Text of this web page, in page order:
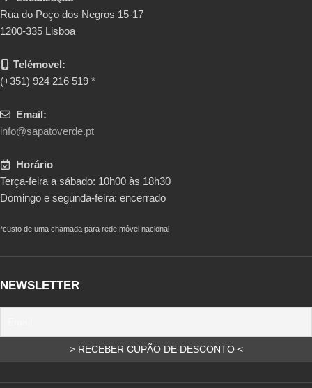
Rua do Poço dos Negros 15-17
1200-335 Lisboa
Telémovel:
(+351) 924 216 519 *
Email:
info@sapatoverde.pt
Horário
Terça-feira a sábado: 10h00 às 18h30
Domingo e segunda-feira: encerrado
*custo de uma chamada para rede móvel nacional
NEWSLETTER